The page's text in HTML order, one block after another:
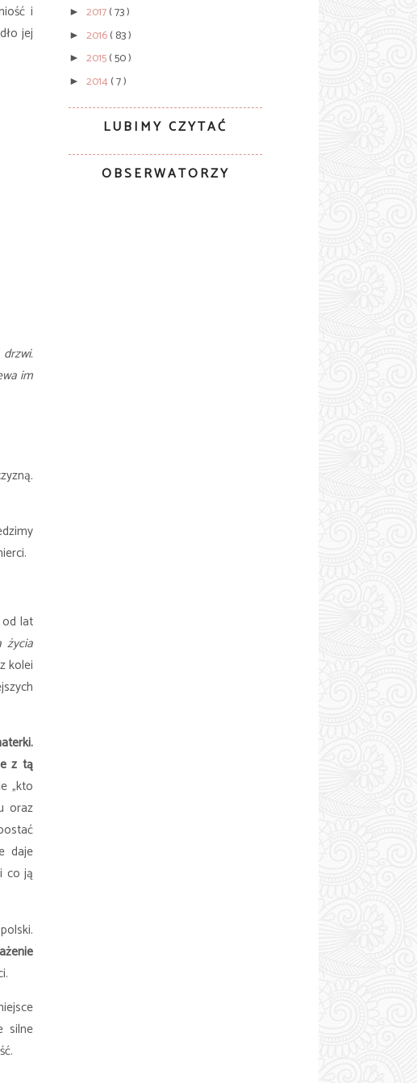
i
jej
im
lat
życia
kolei
z tą
„kto
oraz
daje
co ją
silne
► 2017( 73 )
► 2016( 83 )
► 2015( 50 )
► 2014( 7 )
LUBIMY CZYTAĆ
OBSERWATORZY